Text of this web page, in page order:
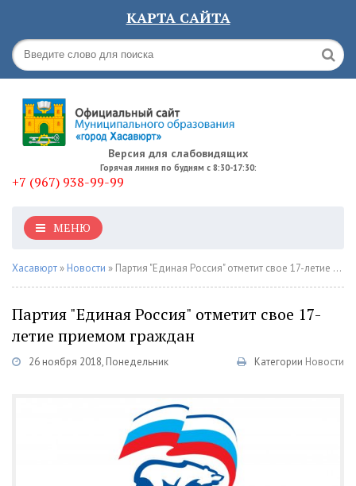
КАРТА САЙТА
Версия для слабовидящих
Горячая линия по будням с 8:30-17:30:
+7 (967) 938-99-99
МЕНЮ
Хасавюрт » Новости » Партия "Единая Россия" отметит свое 17-летие приемом граждан
Партия "Единая Россия" отметит свое 17-
летие приемом граждан
26 ноября 2018, Понедельник Категории Новости